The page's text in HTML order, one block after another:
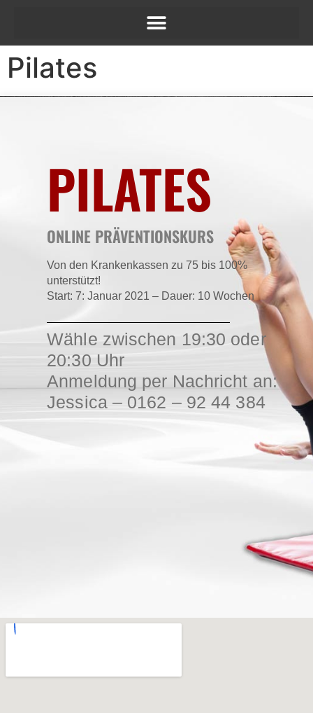
Pilates
PILATES
ONLINE PRÄVENTIONSKURS
Von den Krankenkassen zu 75 bis 100%
unterstützt!
Start: 7: Januar 2021 – Dauer: 10 Wochen
Wähle zwischen 19:30 oder
20:30 Uhr
Anmeldung per Nachricht an:
Jessica – 0162 – 92 44 384